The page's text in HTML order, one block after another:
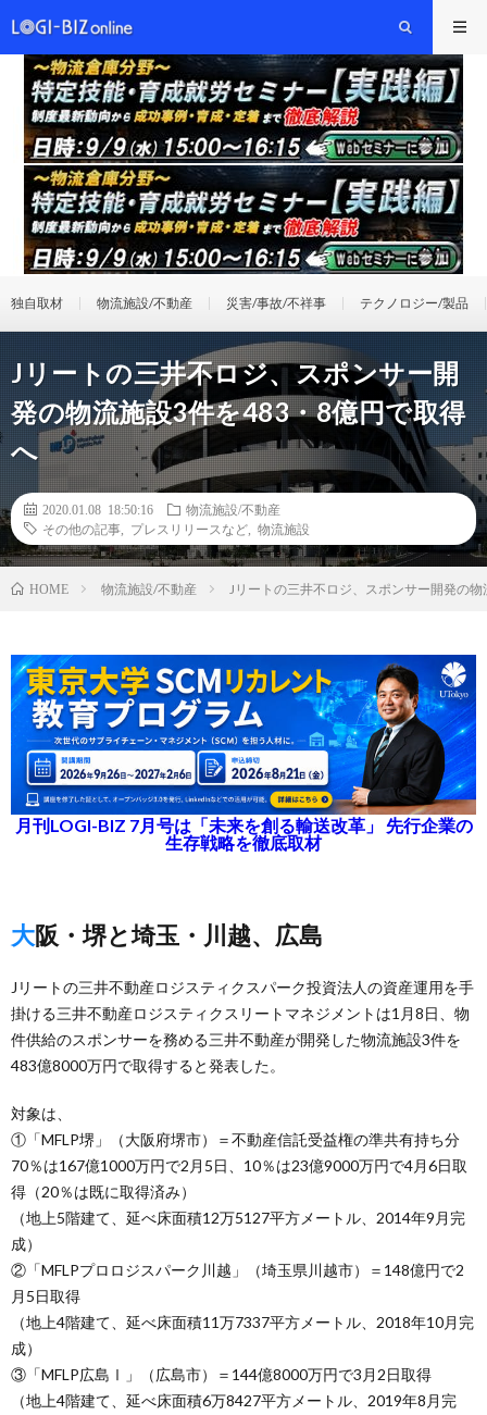
独自取材 物流施設/不動産 災害/事故/不祥事 テクノロジー/製品
Jリートの三井不ロジ、スポンサー開
発の物流施設3件を483・8億円で取得
へ
2020.01.08 18:50:16
物流施設/不動産
その他の記事
プレスリリースなど 物流施設
HOME 物流施設/不動産 Jリートの三井不ロジ、スポンサー開発の
月刊LOGI-BIZ 7月号は「未来を創る輸送改革」 先行企業の
生存戦略を徹底取材
大阪・堺と埼玉・川越、広島
Jリートの三井不動産ロジスティクスパーク投資法人の資産運用を手
掛ける三井不動産ロジスティクスリートマネジメントは1月8日、物
件供給のスポンサーを務める三井不動産が開発した物流施設3件を
483億8000万円で取得すると発表した。
対象は、
①「MFLP堺」（大阪府堺市）＝不動産信託受益権の準共有持ち分
70％は167億1000万円で2月5日、10％は23億9000万円で4月6日取
得（20％は既に取得済み）
（地上5階建て、延べ床面積12万5127平方メートル、2014年9月完
成）
②「MFLPプロロジスパーク川越」（埼玉県川越市）＝148億円で2
月5日取得
（地上4階建て、延べ床面積11万7337平方メートル、2018年10月完
成）
③「MFLP広島Ⅰ」（広島市）＝144億8000万円で3月2日取得
（地上4階建て、延べ床面積6万8427平方メートル、2019年8月完